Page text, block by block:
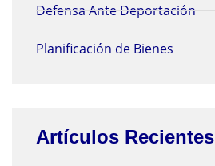
Defensa Ante Deportación
Planificación de Bienes
Artículos Recientes